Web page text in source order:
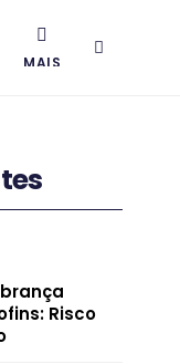
MAIS
Risco